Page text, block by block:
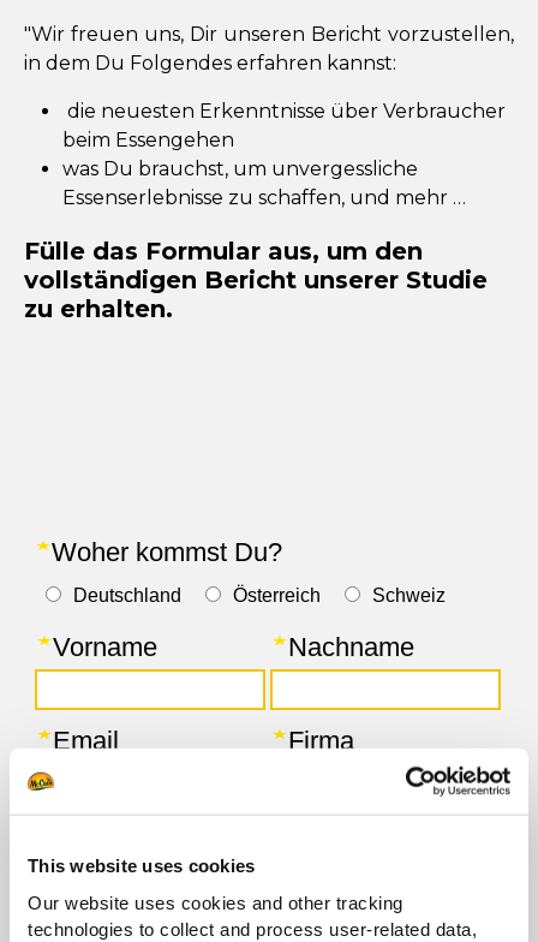
This website uses cookies
Our website uses cookies and other tracking
technologies to collect and process user-related data,
"Wir freuen uns, Dir unseren Bericht vorzustellen,
in dem Du Folgendes erfahren kannst:
die neuesten Erkenntnisse über Verbraucher
beim Essengehen
was Du brauchst, um unvergessliche
Essenserlebnisse zu schaffen, und mehr …
Fülle das Formular aus, um den
vollständigen Bericht unserer Studie
zu erhalten.